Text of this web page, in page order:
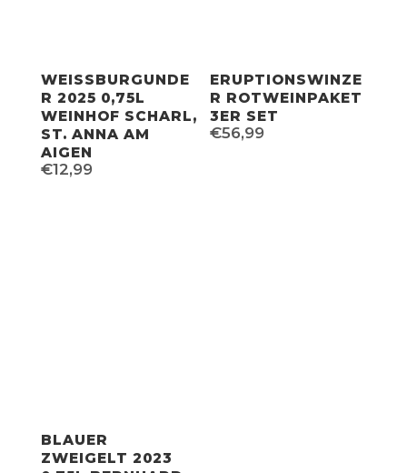
WEISSBURGUNDE
R 2025 0,75L
WEINHOF SCHARL,
ST. ANNA AM
AIGEN
€12,99
ERUPTIONSWINZE
R ROTWEINPAKET
3ER SET
€56,99
BLAUER
ZWEIGELT 2023